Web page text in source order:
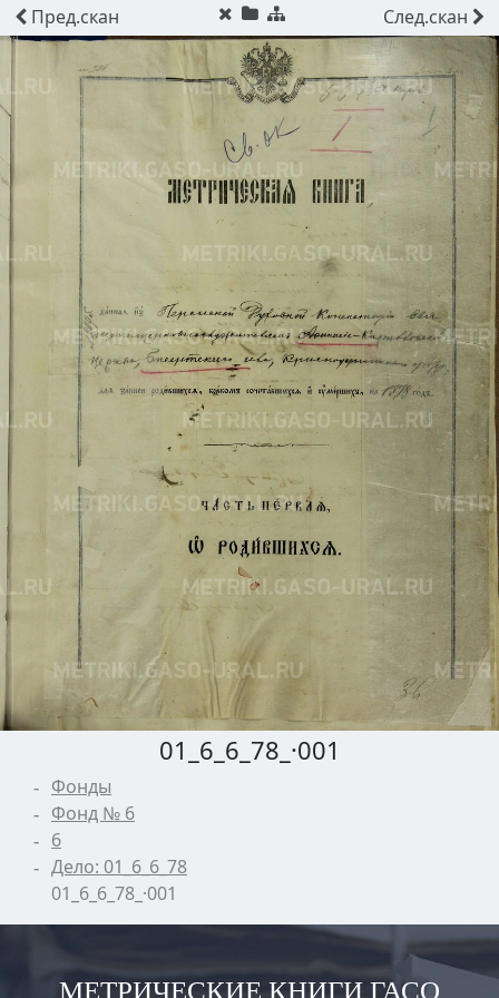
Пред.скан След.скан
01_6_6_78_·001
Фонды
Фонд № 6
6
Дело: 01_6_6_78
01_6_6_78_·001
МЕТРИЧЕСКИЕ КНИГИ ГАСО